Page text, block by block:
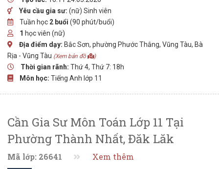
Yêu cầu gia sư: (nữ) Sinh viên
Tuần học 2 buổi (90 phút/buổi)
1 học viên (nữ)
Địa điểm dạy: Bắc Sơn, phường Phước Thắng, Vũng Tàu, Bà
Rịa - Vũng Tàu (Xem bản đồ )
Thời gian rãnh: Thứ 4, Thứ 7: 18h
Môn học: Tiếng Anh lớp 11
Cần Gia Sư Môn Toán Lớp 11 Tại
Phường Thành Nhất, Đăk Lăk
Mã lớp: 26641 Xem thêm